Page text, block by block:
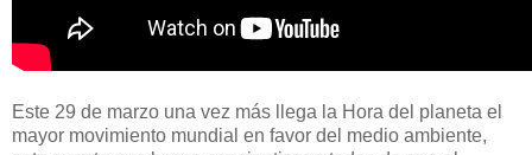
Este 29 de marzo una vez más llega la Hora del planeta el
mayor movimiento mundial en favor del medio ambiente,